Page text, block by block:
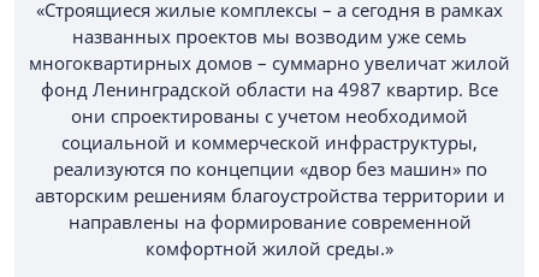
«Строящиеся жилые комплексы – а сегодня в рамках
названных проектов мы возводим уже семь
многоквартирных домов – суммарно увеличат жилой
фонд Ленинградской области на 4987 квартир. Все
они спроектированы с учетом необходимой
социальной и коммерческой инфраструктуры,
реализуются по концепции «двор без машин» по
авторским решениям благоустройства территории и
направлены на формирование современной
комфортной жилой среды.»